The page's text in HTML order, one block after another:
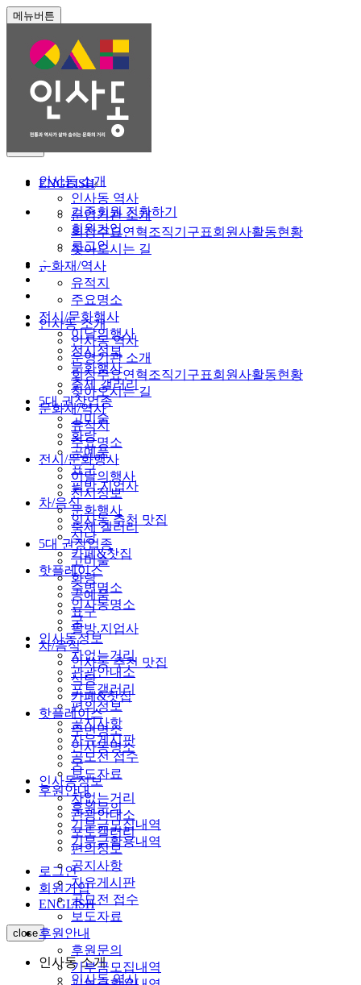
ENGLISH
기존회원 전환하기
회원가입
로그인
인사동 소개
인사동 역사
운영기관 소개
회장주요연혁조직기구표회원사활동현황
찾아오시는 길
문화재/역사
유적지
주요명소
전시/문화행사
이달의행사
전시정보
문화행사
축제 갤러리
5대 권장업종
고미술
화랑
공예품
표구
필방.지업사
차/음식
인사동 추천 맛집
식당
카페&찻집
핫플레이스
주변명소
인사동명소
궁
인사동정보
차없는거리
관광안내소
포토갤러리
편의정보
공지사항
자유게시판
공모전 접수
보도자료
후원안내
후원문의
기부금모집내역
메뉴버튼
전체메뉴
인사동 소개
인사동 역사
운영기관 소개
회장주요연혁조직기구표회원사활동현황
찾아오시는 길
문화재/역사
유적지
주요명소
전시/문화행사
이달의행사
전시정보
문화행사
축제 갤러리
5대 권장업종
고미술
화랑
공예품
표구
필방.지업사
차/음식
인사동 추천 맛집
식당
카페&찻집
핫플레이스
주변명소
인사동명소
궁
인사동정보
차없는거리
관광안내소
포토갤러리
편의정보
공지사항
자유게시판
공모전 접수
보도자료
후원안내
후원문의
기부금모집내역
기부금활용내역
로그인
회원가입
ENGLISH
close
인사동 소개
인사동 역사